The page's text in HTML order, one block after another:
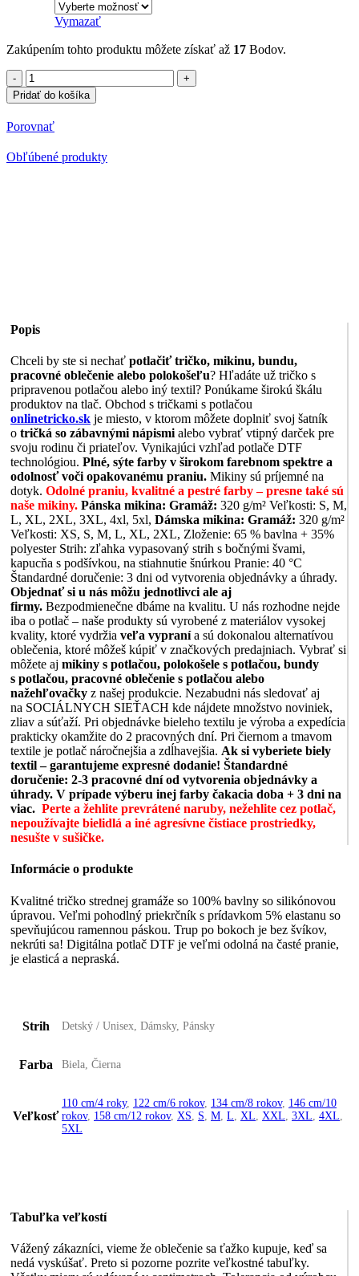
Vymazať
Zakúpením tohto produktu môžete získať až 17 Bodov.
množstvo
Polokošeľa
s
potlačou
Gorila
GYM
9
Pridať do košíka
Porovnať
Obľúbené produkty
Popis
Chceli by ste si nechať potlačiť tričko, mikinu, bundu,
pracovné oblečenie alebo polokošeľu? Hľadáte už tričko s
pripravenou potlačou alebo iný textil? Ponúkame širokú škálu
produktov na tlač. Obchod s tričkami s potlačou
onlinetricko.sk je miesto, v ktorom môžete doplniť svoj šatník
o tričká so zábavnými nápismi alebo vybrať vtipný darček pre
svoju rodinu či priateľov. Vynikajúci vzhľad potlače DTF
technológiou. Plné, sýte farby v širokom farebnom spektre a
odolnosť voči opakovanému praniu. Mikiny sú príjemné na
dotyk. Odolné praniu, kvalitné a pestré farby – presne také sú
naše mikiny. Pánska mikina: Gramáž: 320 g/m² Veľkosti: S, M,
L, XL, 2XL, 3XL, 4xl, 5xl, Dámska mikina: Gramáž: 320 g/m²
Veľkosti: XS, S, M, L, XL, 2XL, Zloženie: 65 % bavlna + 35%
polyester Strih: zľahka vypasovaný strih s bočnými švami,
kapucňa s podšívkou, na stiahnutie šnúrkou Pranie: 40 °C
Štandardné doručenie: 3 dni od vytvorenia objednávky a úhrady.
Objednať si u nás môžu jednotlivci ale aj
firmy. Bezpodmienečne dbáme na kvalitu. U nás rozhodne nejde
iba o potlač – naše produkty sú vyrobené z materiálov vysokej
kvality, ktoré vydržia veľa vypranía sú dokonalou alternatívou
oblečenia, ktoré môžeš kúpiť v značkových predajniach. Vybrať si
môžete aj mikiny s potlačou, polokošele s potlačou, bundy
s potlačou, pracovné oblečenie s potlačou alebo
nažehľovačky z našej produkcie. Nezabudni nás sledovať aj
na SOCIÁLNYCH SIEŤACH kde nájdete množstvo noviniek,
zliav a súťaží. Pri objednávke bieleho textilu je výroba a expedícia
prakticky okamžite do 2 pracovných dní. Pri čiernom a tmavom
textile je potlač náročnejšia a zdĺhavejšia. Ak si vyberiete biely
textil – garantujeme expresné dodanie! Štandardné
doručenie: 2-3 pracovné dní od vytvorenia objednávky a
úhrady. V prípade výberu inej farby čakacia doba + 3 dni na
viac. Perte a žehlite prevrátené naruby, nežehlite cez potlač,
nepoužívajte bielidlá a iné agresívne čistiace prostriedky,
nesušte v sušičke.
Informácie o produkte
Kvalitné tričko strednej gramáže so 100% bavlny so silikónovou
úpravou. Veľmi pohodlný priekrčník s prídavkom 5% elastanu so
spevňujúcou ramennou páskou. Trup po bokoch je bez švíkov,
nekrúti sa! Digitálna potlač DTF je veľmi odolná na časté pranie,
je elasticá a nepraská.
Strih Detský / Unisex, Dámsky, Pánsky
Farba Biela, Čierna
Veľkosť
110 cm/4 roky, 122 cm/6 rokov, 134 cm/8 rokov, 146 cm/10
rokov, 158 cm/12 rokov, XS S M L XL XXL 3XL 4XL
5XL
Tabuľka veľkostí
Vážený zákazníci, vieme že oblečenie sa ťažko kupuje, keď sa
nedá vyskúšať. Preto si pozorne pozrite veľkostné tabuľky.